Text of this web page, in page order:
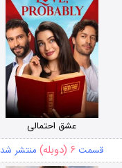
عشق احتمالی
قسمت ۶ (دوبله) منتشر شد